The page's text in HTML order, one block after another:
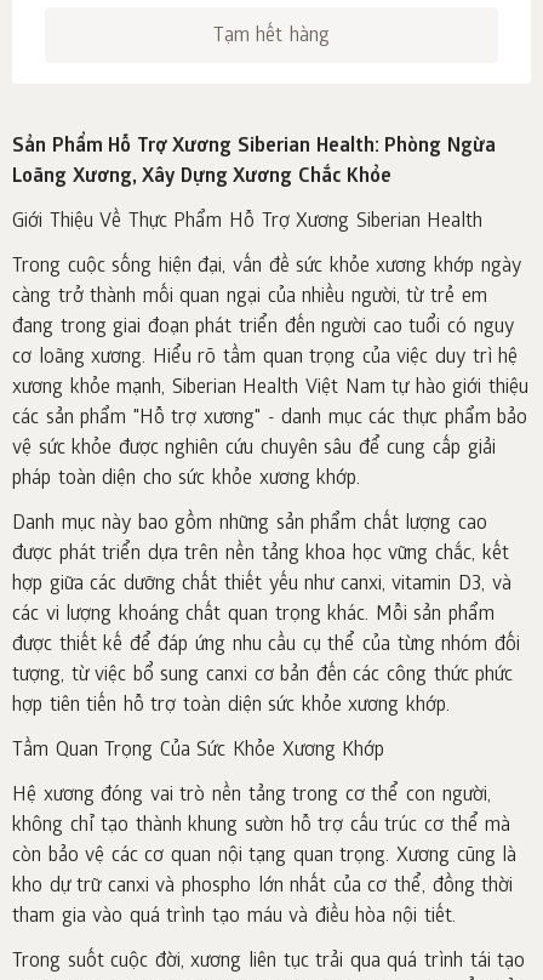
Tạm hết hàng
Sản Phẩm Hỗ Trợ Xương Siberian Health: Phòng Ngừa
Loãng Xương, Xây Dựng Xương Chắc Khỏe
Giới Thiệu Về Thực Phẩm Hỗ Trợ Xương Siberian Health
Trong cuộc sống hiện đại, vấn đề sức khỏe xương khớp ngày
càng trở thành mối quan ngại của nhiều người, từ trẻ em
đang trong giai đoạn phát triển đến người cao tuổi có nguy
cơ loãng xương. Hiểu rõ tầm quan trọng của việc duy trì hệ
xương khỏe mạnh, Siberian Health Việt Nam tự hào giới thiệu
các sản phẩm "Hỗ trợ xương" - danh mục các thực phẩm bảo
vệ sức khỏe được nghiên cứu chuyên sâu để cung cấp giải
pháp toàn diện cho sức khỏe xương khớp.
Danh mục này bao gồm những sản phẩm chất lượng cao
được phát triển dựa trên nền tảng khoa học vững chắc, kết
hợp giữa các dưỡng chất thiết yếu như canxi, vitamin D3, và
các vi lượng khoáng chất quan trọng khác. Mỗi sản phẩm
được thiết kế để đáp ứng nhu cầu cụ thể của từng nhóm đối
tượng, từ việc bổ sung canxi cơ bản đến các công thức phức
hợp tiên tiến hỗ trợ toàn diện sức khỏe xương khớp.
Tầm Quan Trọng Của Sức Khỏe Xương Khớp
Hệ xương đóng vai trò nền tảng trong cơ thể con người,
không chỉ tạo thành khung sườn hỗ trợ cấu trúc cơ thể mà
còn bảo vệ các cơ quan nội tạng quan trọng. Xương cũng là
kho dự trữ canxi và phospho lớn nhất của cơ thể, đồng thời
tham gia vào quá trình tạo máu và điều hòa nội tiết.
Trong suốt cuộc đời, xương liên tục trải qua quá trình tái tạo